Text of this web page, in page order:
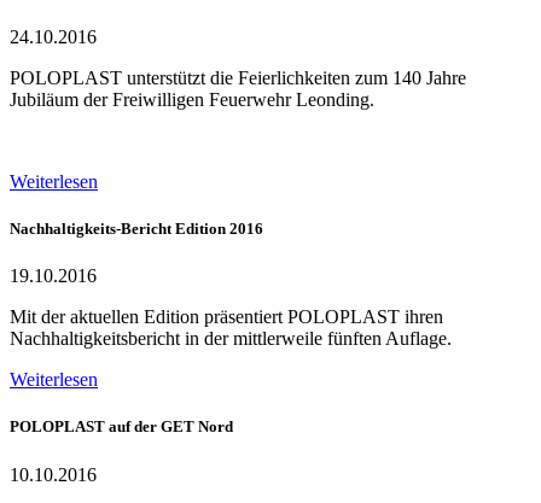
24.10.2016
POLOPLAST unterstützt die Feierlichkeiten zum 140 Jahre
Jubiläum der Freiwilligen Feuerwehr Leonding.
Weiterlesen
Nachhaltigkeits-Bericht Edition 2016
19.10.2016
Mit der aktuellen Edition präsentiert POLOPLAST ihren
Nachhaltigkeitsbericht in der mittlerweile fünften Auflage.
Weiterlesen
POLOPLAST auf der GET Nord
10.10.2016